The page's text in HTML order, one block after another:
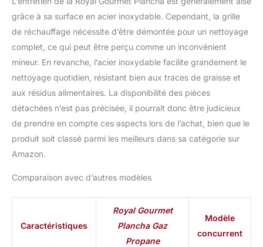
Incluse: Assure une
protection et prolonger
sa durée de vie.
grâce à sa surface en acier inoxydable. Cependant, la grille
de réchauffage nécessite d’être démontée pour un nettoyage
complet, ce qui peut être perçu comme un inconvénient
mineur. En revanche, l’acier inoxydable facilite grandement le
nettoyage quotidien, résistant bien aux traces de graisse et
aux résidus alimentaires. La disponibilité des pièces
détachées n’est pas précisée, il pourrait donc être judicieux
de prendre en compte ces aspects lors de l’achat, bien que le
produit soit classé parmi les meilleurs dans sa catégorie sur
Amazon.
Comparaison avec d’autres modèles
Caractéristiques
Royal Gourmet
Plancha Gaz
Propane
Modèle
concurrent